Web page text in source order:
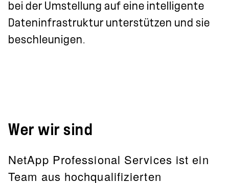
bei der Umstellung auf eine intelligente
Dateninfrastruktur unterstützen und sie
beschleunigen.
Wer wir sind
NetApp Professional Services ist ein
Team aus hochqualifizierten